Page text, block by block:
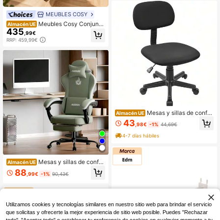
MEUBLES COSY
Almacén UE Meubles Cosy Conjunto
de 4 modernas sillas de oficina de p
iel blanca con estructura de madera
curvada, altura regulable, giro de 3
60°, reposabrazos acolchados, estil
o nórdico, para el hogar o la oficina,
62,5 x 59,5 x 81-93 cm
435 ,99€
RRP: 459,99€
Almacén UE Mesas y sillas de confer
encia
88 ,99€ -1% 90,43€
suave, adecuada para sala de conf
erencias/área de recepción/estudio
Almacén UE Mesas y sillas de confer
encia
43 ,98€ -1% 44,69€
4-7 días hábiles
Utilizamos cookies y tecnologías similares en nuestro sitio web para brindar el servicio
que solicitas y ofrecerte la mejor experiencia de sitio web posible. Puedes "Rechazar